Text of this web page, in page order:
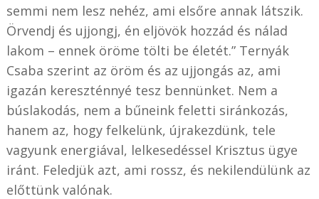
semmi nem lesz nehéz, ami elsőre annak látszik.
Örvendj és ujjongj, én eljövök hozzád és nálad
lakom – ennek öröme tölti be életét.” Ternyák
Csaba szerint az öröm és az ujjongás az, ami
igazán kereszténnyé tesz bennünket. Nem a
búslakodás, nem a bűneink feletti siránkozás,
hanem az, hogy felkelünk, újrakezdünk, tele
vagyunk energiával, lelkesedéssel Krisztus ügye
iránt. Feledjük azt, ami rossz, és nekilendülünk az
előttünk valónak.